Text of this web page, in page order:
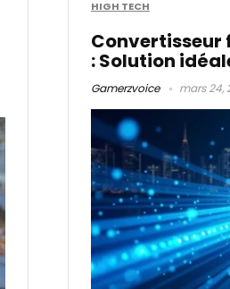
HIGH TECH
Convertisseur
: Solution
Gamerzvoice mars 24,